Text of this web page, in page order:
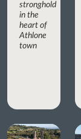
stronghold
in the
heart of
Athlone
town